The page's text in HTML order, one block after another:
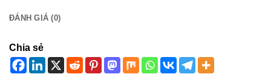
ĐÁNH GIÁ (0)
Chia sẻ